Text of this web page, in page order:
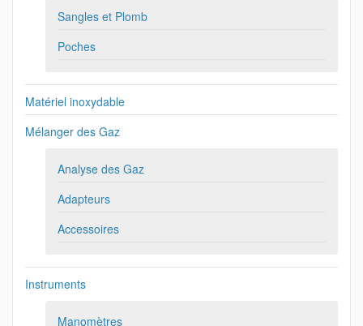
Sangles et Plomb
Poches
Matériel inoxydable
Mélanger des Gaz
Analyse des Gaz
Adapteurs
Accessoires
Instruments
Manomètres